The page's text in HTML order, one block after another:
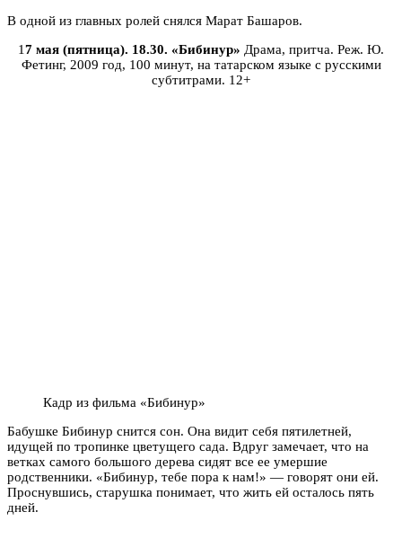
В одной из главных ролей снялся Марат Башаров.
17 мая (пятница). 18.30. «Бибинур» Драма, притча. Реж. Ю.
Фетинг, 2009 год, 100 минут, на татарском языке с русскими
субтитрами. 12+
Кадр из фильма «Бибинур»
Бабушке Бибинур снится сон. Она видит себя пятилетней,
идущей по тропинке цветущего сада. Вдруг замечает, что на
ветках самого большого дерева сидят все ее умершие
родственники. «Бибинур, тебе пора к нам!» — говорят они ей.
Проснувшись, старушка понимает, что жить ей осталось пять
дней.